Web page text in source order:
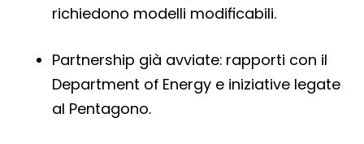
richiedono modelli modificabili.
Partnership già avviate: rapporti con il
Department of Energy e iniziative legate
al Pentagono.